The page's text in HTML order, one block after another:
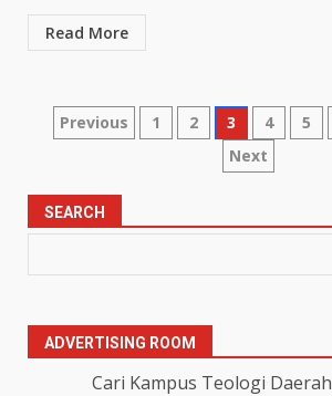
Read More
Posts
Previous 1 2 3 4 5
Next
SEARCH
ADVERTISING ROOM
Cari Kampus Teologi